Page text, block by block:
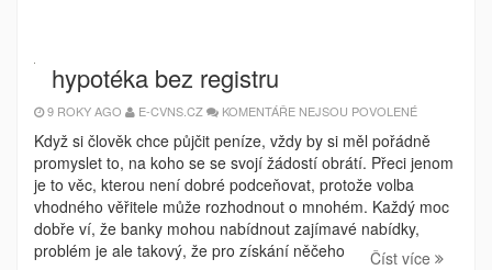
hypotéka bez registru
9 ROKY AGO E-CVNS.CZ KOMENTÁŘE NEJSOU POVOLENÉU
S
NÁZVEM
HYPOTÉKA
Když si člověk chce půjčit peníze, vždy by si měl pořádně
promyslet to, na koho se se svojí žádostí obrátí. Přeci jenom
je to věc, kterou není dobré podceňovat, protože volba
vhodného věřitele může rozhodnout o mnohém. Každý moc
dobře ví, že banky mohou nabídnout zajímavé nabídky,
problém je ale takový, že pro získání něčeho
Číst více